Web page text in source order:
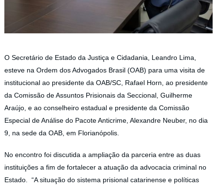
O Secretário de Estado da Justiça e Cidadania, Leandro Lima,
esteve na Ordem dos Advogados Brasil (OAB) para uma visita de
institucional ao presidente da OAB/SC, Rafael Horn, ao presidente
da Comissão de Assuntos Prisionais da Seccional, Guilherme
Araújo, e ao conselheiro estadual e presidente da Comissão
Especial de Análise do Pacote Anticrime, Alexandre Neuber, no dia
9, na sede da OAB, em Florianópolis.
No encontro foi discutida a ampliação da parceria entre as duas
instituições a fim de fortalecer a atuação da advocacia criminal no
Estado. “A situação do sistema prisional catarinense e políticas